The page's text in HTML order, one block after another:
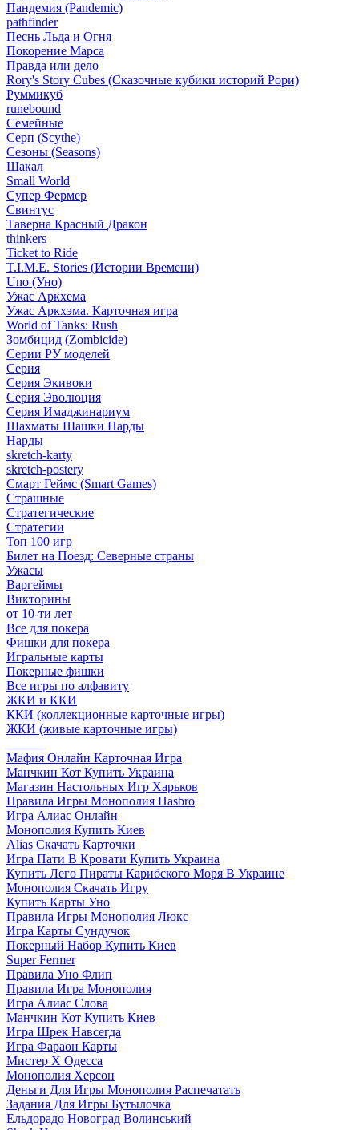
Пандемия (Pandemic)
pathfinder
Песнь Льда и Огня
Покорение Марса
Правда или дело
Rory's Story Cubes (Сказочные кубики историй Рори)
Руммикуб
runebound
Семейные
Серп (Scythe)
Сезоны (Seasons)
Шакал
Small World
Супер Фермер
Свинтус
Таверна Красный Дракон
thinkers
Ticket to Ride
T.I.M.E. Stories (Истории Времени)
Uno (Уно)
Ужас Аркхема
Ужас Аркхэма. Карточная игра
World of Tanks: Rush
Зомбицид (Zombicide)
Серии РУ моделей
Серия
Серия Экивоки
Серия Эволюция
Серия Имаджинариум
Шахматы Шашки Нарды
Нарды
skretch-karty
skretch-postery
Смарт Геймс (Smart Games)
Страшные
Стратегические
Стратегии
Топ 100 игр
Билет на Поезд: Северные страны
Ужасы
Варгеймы
Викторины
от 10-ти лет
Все для покера
Фишки для покера
Игральные карты
Покерные фишки
Все игры по алфавиту
ЖКИ и ККИ
ККИ (коллекционные карточные игры)
ЖКИ (живые карточные игры)
Мафия Онлайн Карточная Игра
Манчкин Кот Купить Украина
Магазин Настольных Игр Харьков
Правила Игры Монополия Hasbro
Игра Алиас Онлайн
Монополия Купить Киев
Alias Скачать Карточки
Игра Пати В Кровати Купить Украина
Купить Лего Пираты Карибского Моря В Украине
Монополия Скачать Игру
Купить Карты Уно
Правила Игры Монополия Люкс
Игра Карты Сундучок
Покерный Набор Купить Киев
Super Fermer
Правила Уно Флип
Правила Игра Монополия
Игра Алиас Слова
Манчкин Кот Купить Киев
Игра Шрек Навсегда
Игра Фараон Карты
Мистер Х Одесса
Монополия Херсон
Деньги Для Игры Монополия Распечатать
Задания Для Игры Бутылочка
Ельдорадо Новоград Волинський